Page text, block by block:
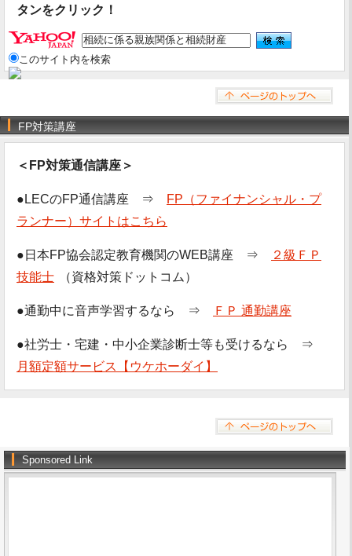
タンをクリック！
このサイト内を検索
FP対策講座
＜FP対策通信講座＞
●LECのFP通信講座 ⇒
FP（ファイナンシャル・プ
ランナー）サイトはこちら
●日本FP協会認定教育機関のWEB講座 ⇒
２級ＦＰ
技能士
（資格対策ドットコム）
●通勤中に音声学習するなら ⇒ ＦＰ 通勤講座
●社労士・宅建・中小企業診断士等も受けるなら ⇒
月額定額サービス【ウケホーダイ】
Sponsored Link